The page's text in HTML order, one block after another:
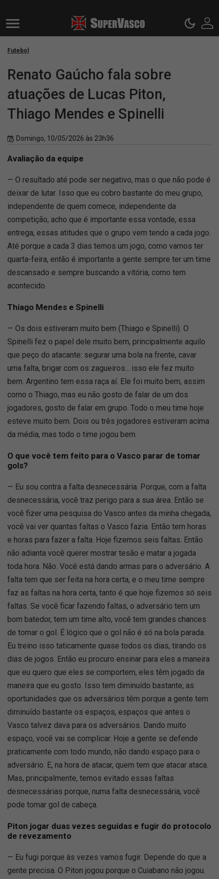
Futebol
Renato Gaúcho fala sobre
atuações de Lucas Piton,
Thiago Mendes e Spinelli
Domingo, 10/05/2026 às 23h36
Avaliação da equipe
— O resultado até pode ser negativo, mas o que não pode é
deixar de lutar. Isso que eu cobro bastante do meu grupo,
independente de quem comece, independente da
competição, acho que é importante essa vontade, essa
entrega, essas atitudes que o grupo vem tendo a cada jogo.
Até porque a cada 3 dias temos um jogo, como vamos ter
quarta-feira, então é importante a gente sempre ter um time
descansado e sempre buscando a vitória, como tem
acontecido.
Thiago Mendes e Spinelli
— Os dois estiveram muito bem (Thiago e Spinelli). O
Spinelli fez o papel dele muito bem, principalmente aquilo
que peço do atacante: segurar uma bola na frente, cavar
uma falta, brigar com os zagueiros... isso ele fez muito
bem. Argentino tem essa raça aí. Ele foi muito bem, assim
como o Thiago, mas eu não gosto de falar de um dos
jogadores, gosto de falar em grupo. Todo o meu time hoje
esteve muito bem. Dois ou três jogadores estiveram acima
da média, mas todo o time jogou bem.
O que você tem feito para o Vasco parar de tomar
gols?
— Eu sou contra a falta desnecessária. Porque, com a falta
desnecessária, você traz perigo para a sua área. Então se
você fizer uma pesquisa do Vasco antes da minha chegada,
você vai ver quantas faltas o Vasco fazia. Então tem horas
e horas para fazer a falta. Hoje fizemos seis faltas. Então
não adianta você querer mostrar tesão e matar a jogada
toda hora. Não. Você está dando armas para o adversário. A
falta tem que ser feita na hora certa, e o meu time sempre
faz as faltas na hora certa, tanto é que hoje fizemos só seis
faltas. Se você ficar fazendo faltas, o adversário tem um
bom batedor, tem um time alto, você tem grandes chances
de tomar o gol. É lógico que o gol não é só na bola parada.
Eu treino isso taticamente quase todos os dias, tirando os
dias de jogos. Então eu procuro ensinar para eles a maneira
que eu quero que eles se comportem, eles têm jogado da
maneira que eu gosto. Isso tem diminuído bastante, as
oportunidades que os adversários têm porque a gente tem
diminuído bastante os espaços, espaços que antes o
Vasco talvez dava para os adversários. Dando muito
espaço, você vai se complicar. Hoje a gente se defende
praticamente com todo mundo, não dando espaço para o
adversário. E, na hora de atacar, quem tem que atacar ataca.
Mas, principalmente, temos evitado essas faltas
desnecessárias porque, numa falta desnecessária, você
pode tomar gol de cabeça.
Piton jogar duas vezes seguidas e fugir do protocolo
de revezamento
— Eu fugi porque às vezes vamos fugir. Depende do que a
gente precisa. O Piton jogou porque o Cuiabano não jogou.